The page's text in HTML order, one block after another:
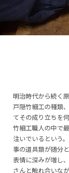
明治時代から続く
戸隠竹細工の種類
てその成り立ちを
竹細工職人の中で
注いでいるという
事の道具類が随分
表情に深みが増し
さんと触れ合いな